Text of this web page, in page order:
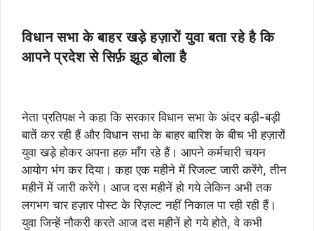
विधान सभा के बाहर खड़े हज़ारों युवा बता रहे है कि
आपने प्रदेश से सिर्फ़ झूठ बोला है
नेता प्रतिपक्ष ने कहा कि सरकार विधान सभा के अंदर बड़ी-बड़ी
बातें कर रही हैं और विधान सभा के बाहर बारिश के बीच भी हज़ारों
युवा खड़े होकर अपना हक़ माँग रहे हैं। आपने कर्मचारी चयन
आयोग भंग कर दिया। कहा एक महीने में रिजल्ट जारी करेंगे, तीन
महीनें में जारी करेंगे। आज दस महीनें हो गये लेकिन अभी तक
लगभग चार हज़ार पोस्ट के रिज़ल्ट नहीं निकाल पा रही रही हैं।
युवा जिन्हें नौकरी करते आज दस महीनें हो गये होते, वे कभी